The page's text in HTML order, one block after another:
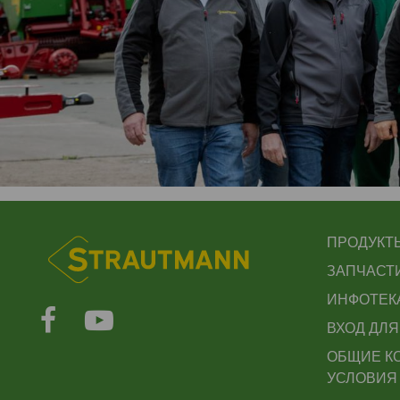
ВХОД
ОБЩИЕ
УСЛОВИЯ